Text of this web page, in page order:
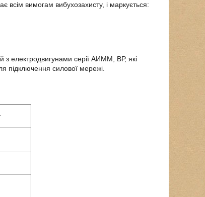
всім вимогам вибухозахисту, і маркується:
з електродвигунами серії АИММ, ВР, які
підключення силової мережі.